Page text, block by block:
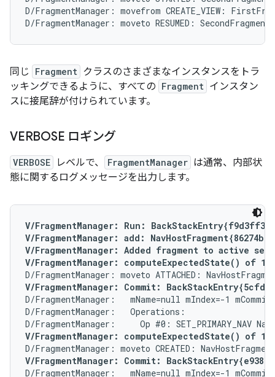
D/FragmentManager: movefrom CREATE_VIEW:
同じ Fragment クラスのさまざまなインスタンスをトラ
ッキングできるように、すべての Fragment インスタン
スに接尾辞が付けられています。
VERBOSE ロギング
VERBOSE レベルで、 FragmentManager は通常、内部状
態に関するログメッセージを出力します。
V/FragmentManager: Run: BackStackEntry{f9d3ff3}
V/FragmentManager: add:
V/FragmentManager: Added fragment to active set
V/FragmentManager: computeExpectedState() of 1
V/FragmentManager: Commit:
D/FragmentManager:   mName=null mIndex=-1
D/FragmentManager:   Operations:
V/FragmentManager: computeExpectedState() of 1
V/FragmentManager: Commit:
D/FragmentManager:   mName=null mIndex=-1